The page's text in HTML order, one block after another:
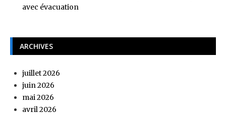
avec évacuation
ARCHIVES
juillet 2026
juin 2026
mai 2026
avril 2026